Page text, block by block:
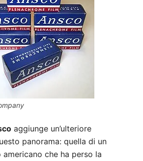
aggiunge un’ulteriore
panorama: quella di un
che ha perso la